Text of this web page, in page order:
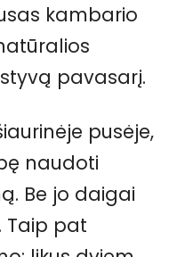
kambario
pavasarį.
pusėje,
naudoti
Be jo daigai
Taip pat